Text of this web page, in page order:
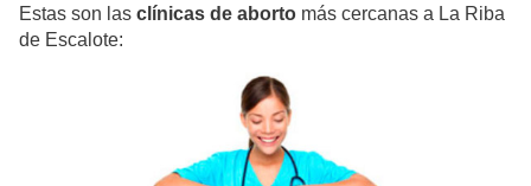
Estas son las clínicas de aborto más cercanas a La Riba
de Escalote: